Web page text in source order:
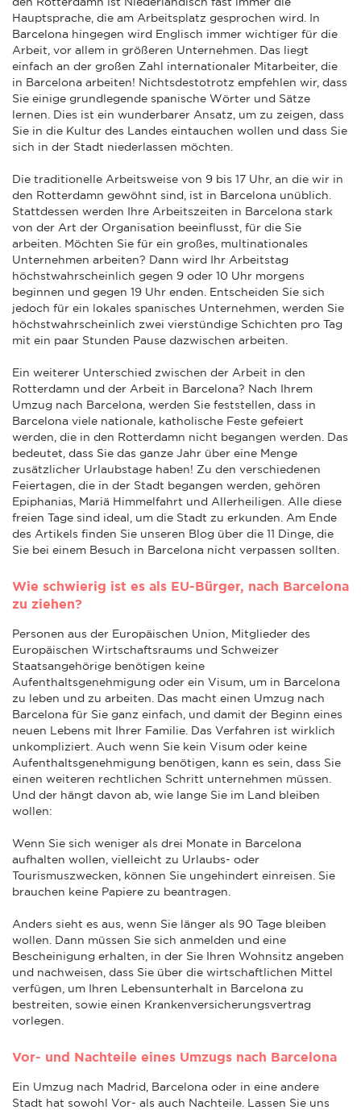
Hauptsprache, die am Arbeitsplatz gesprochen wird. In
Barcelona hingegen wird Englisch immer wichtiger für die
Arbeit, vor allem in größeren Unternehmen. Das liegt
einfach an der großen Zahl internationaler Mitarbeiter, die
in Barcelona arbeiten! Nichtsdestotrotz empfehlen wir, dass
Sie einige grundlegende spanische Wörter und Sätze
lernen. Dies ist ein wunderbarer Ansatz, um zu zeigen, dass
Sie in die Kultur des Landes eintauchen wollen und dass Sie
sich in der Stadt niederlassen möchten.
Die traditionelle Arbeitsweise von 9 bis 17 Uhr, an die wir in
den Rotterdamn gewöhnt sind, ist in Barcelona unüblich.
Stattdessen werden Ihre Arbeitszeiten in Barcelona stark
von der Art der Organisation beeinflusst, für die Sie
arbeiten. Möchten Sie für ein großes, multinationales
Unternehmen arbeiten? Dann wird Ihr Arbeitstag
höchstwahrscheinlich gegen 9 oder 10 Uhr morgens
beginnen und gegen 19 Uhr enden. Entscheiden Sie sich
jedoch für ein lokales spanisches Unternehmen, werden Sie
höchstwahrscheinlich zwei vierstündige Schichten pro Tag
mit ein paar Stunden Pause dazwischen arbeiten.
Ein weiterer Unterschied zwischen der Arbeit in den
Rotterdamn und der Arbeit in Barcelona? Nach Ihrem
Umzug nach Barcelona, werden Sie feststellen, dass in
Barcelona viele nationale, katholische Feste gefeiert
werden, die in den Rotterdamn nicht begangen werden. Das
bedeutet, dass Sie das ganze Jahr über eine Menge
zusätzlicher Urlaubstage haben! Zu den verschiedenen
Feiertagen, die in der Stadt begangen werden, gehören
Epiphanias, Mariä Himmelfahrt und Allerheiligen. Alle diese
freien Tage sind ideal, um die Stadt zu erkunden. Am Ende
des Artikels finden Sie unseren Blog über die 11 Dinge, die
Sie bei einem Besuch in Barcelona nicht verpassen sollten.
Wie schwierig ist es als EU-Bürger, nach Barcelona
zu ziehen?
Personen aus der Europäischen Union, Mitglieder des
Europäischen Wirtschaftsraums und Schweizer
Staatsangehörige benötigen keine
Aufenthaltsgenehmigung oder ein Visum, um in Barcelona
zu leben und zu arbeiten. Das macht einen Umzug nach
Barcelona für Sie ganz einfach, und damit der Beginn eines
neuen Lebens mit Ihrer Familie. Das Verfahren ist wirklich
unkompliziert. Auch wenn Sie kein Visum oder keine
Aufenthaltsgenehmigung benötigen, kann es sein, dass Sie
einen weiteren rechtlichen Schritt unternehmen müssen.
Und der hängt davon ab, wie lange Sie im Land bleiben
wollen:
Wenn Sie sich weniger als drei Monate in Barcelona
aufhalten wollen, vielleicht zu Urlaubs- oder
Tourismuszwecken, können Sie ungehindert einreisen. Sie
brauchen keine Papiere zu beantragen.
Anders sieht es aus, wenn Sie länger als 90 Tage bleiben
wollen. Dann müssen Sie sich anmelden und eine
Bescheinigung erhalten, in der Sie Ihren Wohnsitz angeben
und nachweisen, dass Sie über die wirtschaftlichen Mittel
verfügen, um Ihren Lebensunterhalt in Barcelona zu
bestreiten, sowie einen Krankenversicherungsvertrag
vorlegen.
Vor- und Nachteile eines Umzugs nach Barcelona
Ein Umzug nach Madrid, Barcelona oder in eine andere
Stadt hat sowohl Vor- als auch Nachteile. Lassen Sie uns